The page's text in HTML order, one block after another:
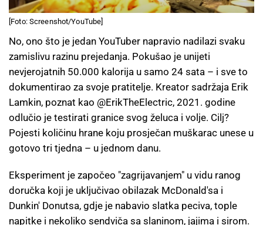
[Foto: Screenshot/YouTube]
No, ono što je jedan YouTuber napravio nadilazi svaku
zamislivu razinu prejedanja. Pokušao je unijeti
nevjerojatnih 50.000 kalorija u samo 24 sata – i sve to
dokumentirao za svoje pratitelje. Kreator sadržaja Erik
Lamkin, poznat kao @ErikTheElectric, 2021. godine
odlučio je testirati granice svog želuca i volje. Cilj?
Pojesti količinu hrane koju prosječan muškarac unese u
gotovo tri tjedna – u jednom danu.
Eksperiment je započeo "zagrijavanjem" u vidu ranog
doručka koji je uključivao obilazak McDonald'sa i
Dunkin' Donutsa, gdje je nabavio slatka peciva, tople
napitke i nekoliko sendviča sa slaninom, jajima i sirom.